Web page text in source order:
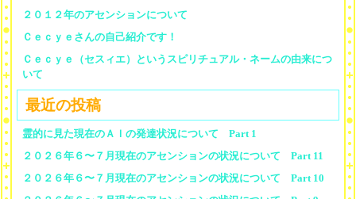
２０１２年のアセンションについて
Ｃｅｃｙｅさんの自己紹介です！
Ｃｅｃｙｅ（セスィエ）というスピリチュアル・ネームの由来につ
いて
最近の投稿
霊的に見た現在のＡＩの発達状況について Part 1
２０２６年６〜７月現在のアセンションの状況について Part 11
２０２６年６〜７月現在のアセンションの状況について Part 10